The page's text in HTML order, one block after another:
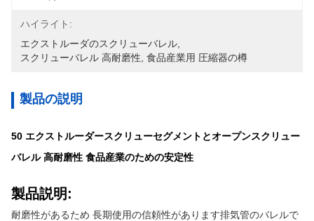
ハイライト:
エクストルーダのスクリューバレル
スクリューバレル 高耐磨性 食品産業用 圧縮器の樽
製品の説明
50 エクストルーダースクリューセグメントとオープンスクリュー
バレル 高耐磨性 食品産業のための安定性
製品説明:
耐磨性があるため 長期使用の信頼性があります排気管のバレルで